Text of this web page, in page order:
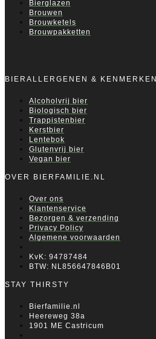
Bierglazen
Brouwen
Brouwketels
Brouwpakketten
BIERALLERGENEN & KENMERKEN
Alcoholvrij bier
Biologisch bier
Trappistenbier
Kerstbier
Lentebok
Glutenvrij bier
Vegan bier
OVER BIERFAMILIE.NL
Over ons
Klantenservice
Bezorgen & verzending
Privacy Policy
Algemene voorwaarden
KvK: 94787484
BTW: NL856647846B01
STAY THIRSTY
Bierfamilie.nl
Heereweg 38a
1901 ME Castricum